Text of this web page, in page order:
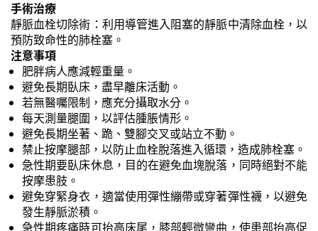
手術治療
靜脈血栓切除術：利用導管進入阻塞的靜脈中清除血栓，以
預防致命性的肺栓塞。
注意事項
肥胖病人應減輕重量。
避免長期臥床，盡早離床活動。
若無醫囑限制，應充分攝取水分。
每天測量腿圍，以評估腫脹情形。
避免長期坐著、跪、雙腳交叉或站立不動。
禁止按摩腿部，以防止血栓脫落進入循環，造成肺栓塞。
急性期要臥床休息，目的在避免血塊脫落，同時絕對不能
按摩患肢。
避免穿緊身衣，適當使用彈性繃帶或穿著彈性襪，以避免
發生靜脈淤積。
急性期疼痛時可抬高床尾，膝部輕微彎曲，使患部抬高促